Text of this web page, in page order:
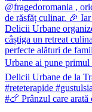
#🍗 Prânzul care